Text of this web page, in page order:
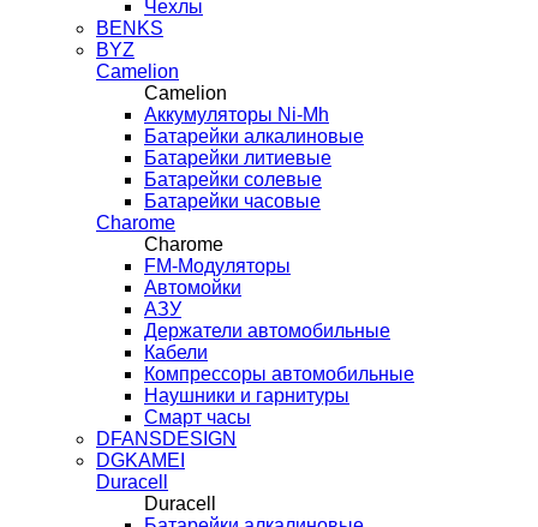
Чехлы
BENKS
BYZ
Camelion
Camelion
Аккумуляторы Ni-Mh
Батарейки алкалиновые
Батарейки литиевые
Батарейки солевые
Батарейки часовые
Charome
Charome
FM-Модуляторы
Автомойки
АЗУ
Держатели автомобильные
Кабели
Компрессоры автомобильные
Наушники и гарнитуры
Смарт часы
DFANSDESIGN
DGKAMEI
Duracell
Duracell